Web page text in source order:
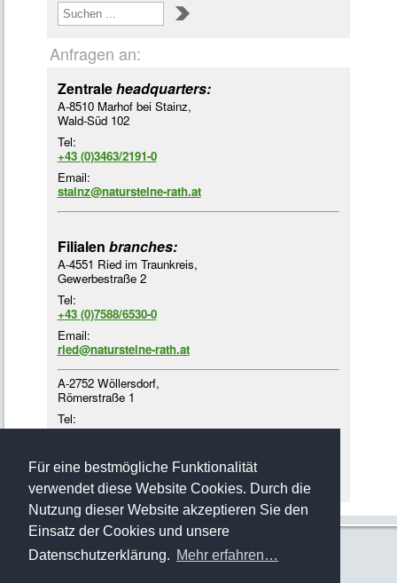
Für eine bestmögliche Funktionalität
verwendet diese Website Cookies. Durch die
Nutzung dieser Website akzeptieren Sie den
Einsatz der Cookies und unsere
Datenschutzerklärung. Mehr erfahren…
Anfragen an:
Zentraleheadquarters:
A-8510 Marhof bei Stainz,
Wald-Süd 102
Tel:
+43 (0)3463/2191-0
Email:
stainz@natursteine-rath.at
Filialen branches:
A-4551 Ried im Traunkreis,
Gewerbestraße 2
Tel:
+43 (0)7588/6530-0
Email:
ried@natursteine-rath.at
A-2752 Wöllersdorf,
Römerstraße 1
Tel:
+43 (0)2622/4218-3
woellersdorf@natursteine-rath.at